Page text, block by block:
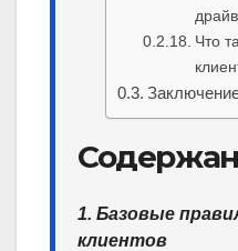
Что
1. Базовые
клиентов